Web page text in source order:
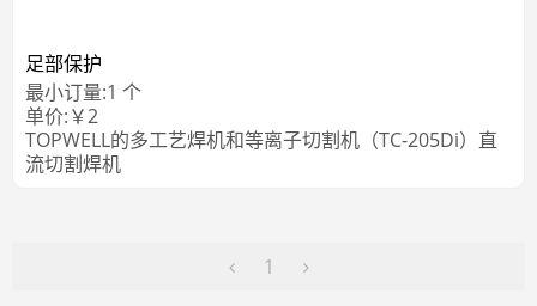
足部保护
最小订量:1 个
单价:￥2
TOPWELL的多工艺焊机和等离子切割机（TC-205Di）直
流切割焊机
1